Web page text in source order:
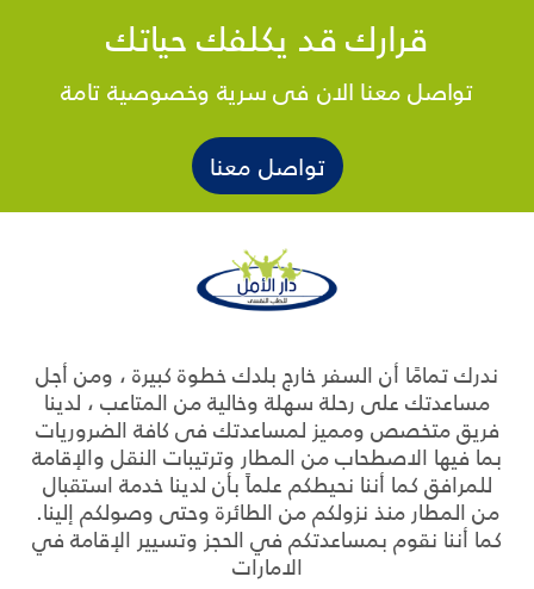
قرارك قد يكلفك حياتك
تواصل معنا الان فى سرية وخصوصية تامة
تواصل معنا
ندرك تمامًا أن السفر خارج بلدك خطوة كبيرة ، ومن أجل
مساعدتك على رحلة سهلة وخالية من المتاعب ، لدينا
فريق متخصص ومميز لمساعدتك فى كافة الضروريات
بما فيها الاصطحاب من المطار وترتيبات النقل والإقامة
للمرافق كما أننا نحيطكم علماً بأن لدينا خدمة استقبال
من المطار منذ نزولكم من الطائرة وحتى وصولكم إلينا.
كما أننا نقوم بمساعدتكم في الحجز وتسيير الإقامة في
الامارات